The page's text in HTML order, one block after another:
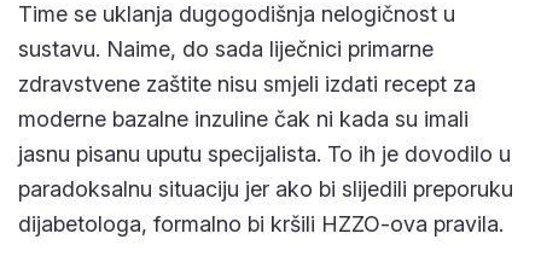
Time se uklanja dugogodišnja nelogičnost u
sustavu. Naime, do sada liječnici primarne
zdravstvene zaštite nisu smjeli izdati recept za
moderne bazalne inzuline čak ni kada su imali
jasnu pisanu uputu specijalista. To ih je dovodilo u
paradoksalnu situaciju jer ako bi slijedili preporuku
dijabetologa, formalno bi kršili HZZO-ova pravila.